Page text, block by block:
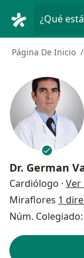
¿Qué
Página De Inicio
Dr. German
Cardiólogo · Ver
Miraflores 1
Núm. Colegiado: